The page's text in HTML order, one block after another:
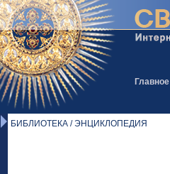
Главное
БИБЛИОТЕКА / ЭНЦИКЛОПЕДИЯ